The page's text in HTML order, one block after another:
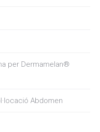
per Dermamelan®
Abdomen